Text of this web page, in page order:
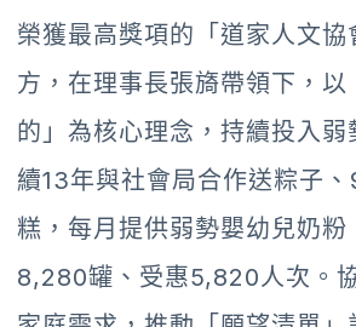
榮獲最高獎項的「道家人文
方，在理事長張旖帶領下，以
的」為核心理念，持續投入弱
續13年與社會局合作送粽子
糕，每月提供弱勢嬰幼兒奶粉
8,280罐、受惠5,820人次。